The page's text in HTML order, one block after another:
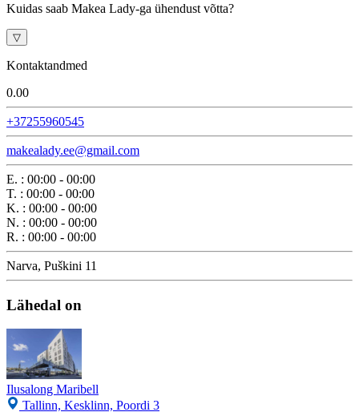
Kuidas saab Makea Lady-ga ühendust võtta?
▽
Kontaktandmed
0.00
+37255960545
makealady.ee@gmail.com
E. : 00:00 - 00:00
T. : 00:00 - 00:00
K. : 00:00 - 00:00
N. : 00:00 - 00:00
R. : 00:00 - 00:00
Narva, Puškini 11
Lähedal on
Ilusalong Maribell
Tallinn, Kesklinn, Poordi 3